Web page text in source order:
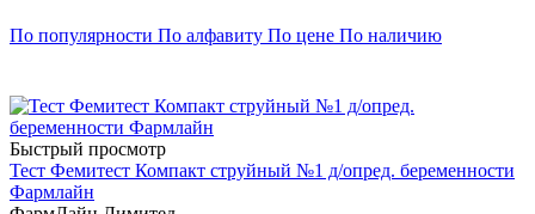
По популярности По алфавиту По цене По наличию
Быстрый просмотр
Тест Фемитест Компакт струйный №1 д/опред. беременности
Фармлайн